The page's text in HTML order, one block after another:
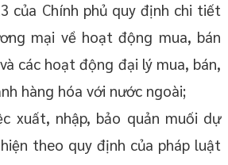
của Chính phủ quy định chi tiết
mại về hoạt động mua, bán
các hoạt động đại lý mua, bán,
hàng hóa với nước ngoài;
xuất, nhập, bảo quản muối dự
theo quy định của pháp luật